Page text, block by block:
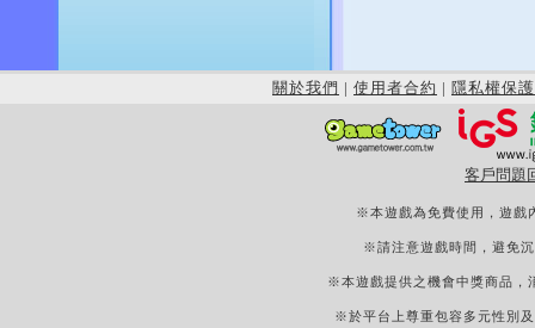
關於我們 | 使用者合約 | 隱私權保護
客戶問題
※本遊戲為免費使用，遊戲
※請注意遊戲時間，避免
※本遊戲提供之機會中獎商品，
※於平台上尊重包容多元性別